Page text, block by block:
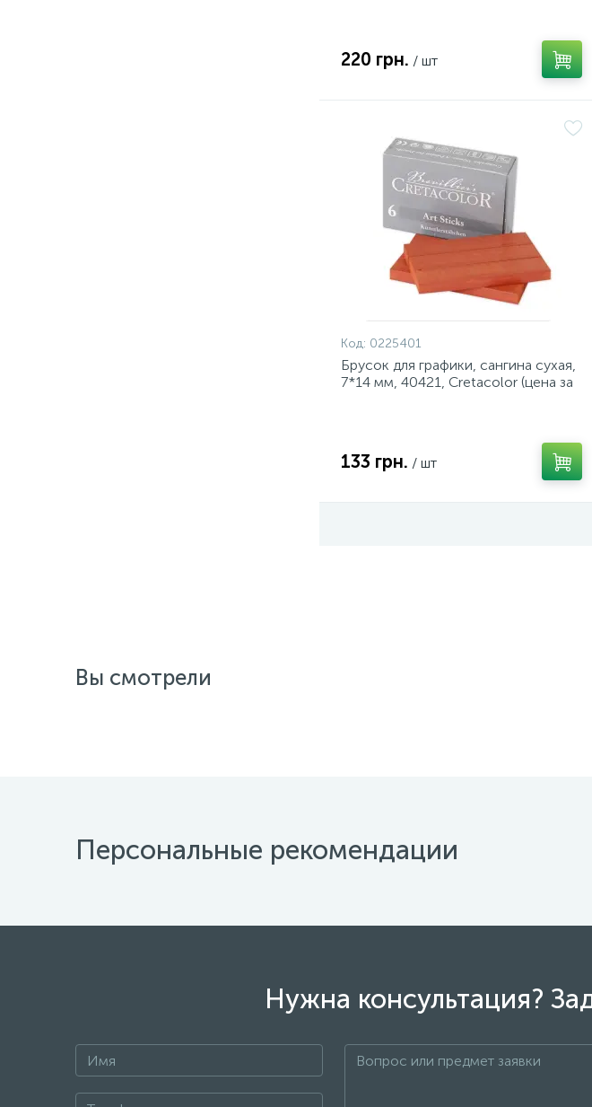
220 грн. / шт
Код: 0225401
Брусок для графики, сангина сухая,
7*14 мм, 40421, Cretacolor (цена за
133 грн. / шт
Вы смотрели
Персональные рекомендации
Нужна консультация?